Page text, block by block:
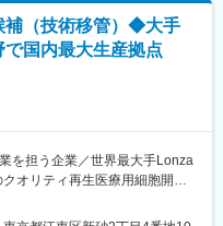
げ式の自由参加の学習機会」
見をもとに行っています。
クトの立案と推進主管
会い経験と製造所支援を通し
査察対応スキルの習得
初期流動監査等を通した現
監査スキル、及び製品知識の
ェクト対象領域の専門知識向
補（技術移管）◆大手
国内最大生産拠点
を担う企業／世界最大手Lonza
オリティ再生医療用細胞開